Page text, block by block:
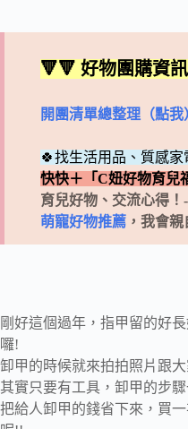
🔻🔻 好物團購資
開團清單總整理（點我
🍀找生活用品、質感家
快快＋「C妞好物育兒
育兒好物、交流心得！
萌寵好物推薦 ，我會親
剛好這個過年，指甲留的好
囉!
卸甲的時候就來拍拍照片跟
其實只要有工具，卸甲的步
把給人卸甲的錢省下來，買